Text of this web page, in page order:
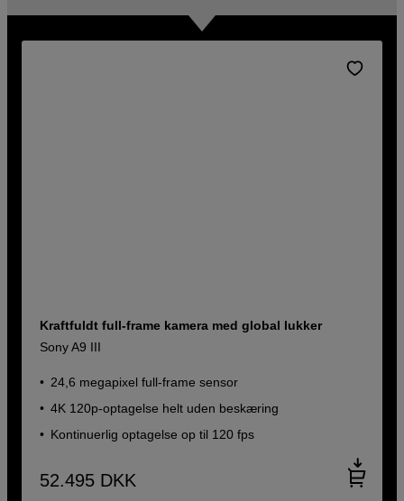
Kraftfuldt full-frame kamera med global lukker
Sony A9 III
24,6 megapixel full-frame sensor
4K 120p-optagelse helt uden beskæring
Kontinuerlig optagelse op til 120 fps
52.495 DKK